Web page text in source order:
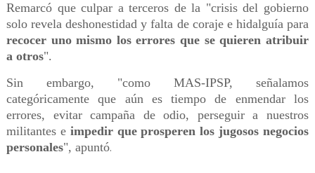
Remarcó que culpar a terceros de la "crisis del gobierno
solo revela deshonestidad y falta de coraje e hidalguía para
recocer uno mismo los errores que se quieren atribuir
a otros".
Sin embargo, "como MAS-IPSP, señalamos
categóricamente que aún es tiempo de enmendar los
errores, evitar campaña de odio, perseguir a nuestros
militantes e impedir que prosperen los jugosos negocios
personales", apuntó.